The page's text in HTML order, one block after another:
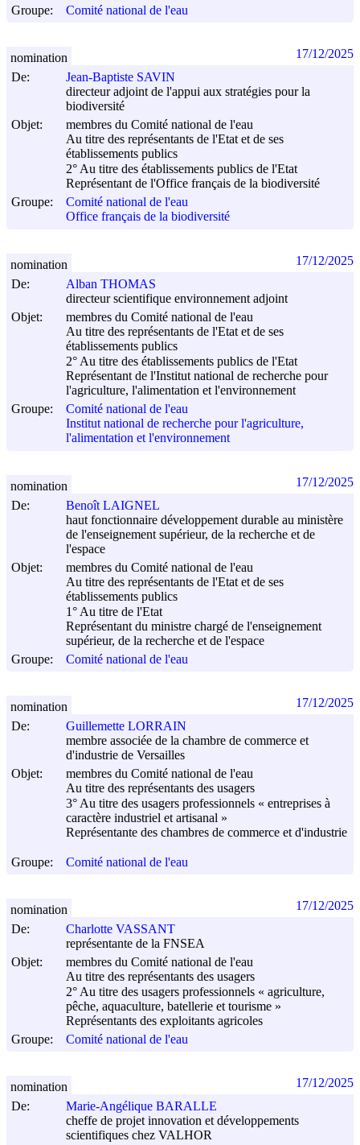
Groupe:
Comité national de l'eau
De:
Jean-Baptiste SAVIN
directeur adjoint de l'appui aux stratégies pour la
biodiversité
Objet:
membres du Comité national de l'eau
Au titre des représentants de l'Etat et de ses
établissements publics
2° Au titre des établissements publics de l'Etat
Représentant de l'Office français de la biodiversité
Groupe:
Comité national de l'eau
Office français de la biodiversité
nomination 17/12/2025
De:
Alban THOMAS
directeur scientifique environnement adjoint
Objet:
membres du Comité national de l'eau
Au titre des représentants de l'Etat et de ses
établissements publics
2° Au titre des établissements publics de l'Etat
Représentant de l'Institut national de recherche pour
l'agriculture, l'alimentation et l'environnement
Groupe:
Comité national de l'eau
Institut national de recherche pour l'agriculture,
l'alimentation et l'environnement
nomination 17/12/2025
De:
Benoît LAIGNEL
haut fonctionnaire développement durable au ministère
de l'enseignement supérieur, de la recherche et de
l'espace
Objet:
membres du Comité national de l'eau
Au titre des représentants de l'Etat et de ses
établissements publics
1° Au titre de l'Etat
Représentant du ministre chargé de l'enseignement
supérieur, de la recherche et de l'espace
Groupe:
Comité national de l'eau
nomination 17/12/2025
De:
Guillemette LORRAIN
membre associée de la chambre de commerce et
d'industrie de Versailles
Objet:
membres du Comité national de l'eau
Au titre des représentants des usagers
3° Au titre des usagers professionnels « entreprises à
caractère industriel et artisanal »
Représentante des chambres de commerce et d'industrie
Groupe: Comité national de l'eau
nomination 17/12/2025
De:
Charlotte VASSANT
représentante de la FNSEA
Objet:
membres du Comité national de l'eau
Au titre des représentants des usagers
2° Au titre des usagers professionnels « agriculture,
pêche, aquaculture, batellerie et tourisme »
Représentants des exploitants agricoles
Groupe:
Comité national de l'eau
nomination 17/12/2025
De:
Marie-Angélique BARALLE
cheffe de projet innovation et développements
scientifiques chez VALHOR
nomination 17/12/2025